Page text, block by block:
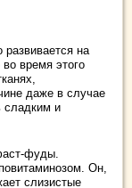
развивается на
время этого
даже в случае
сладким и
фуды.
Он,
слизистые